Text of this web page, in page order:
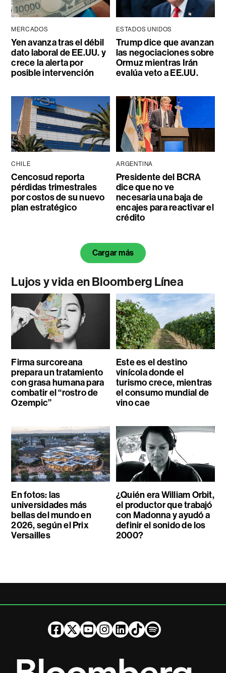
MERCADOS
Yen avanza tras el débil
dato laboral de EE.UU. y
crece la alerta por
posible intervención
ESTADOS UNIDOS
Trump dice que avanzan
las negociaciones sobre
Ormuz mientras Irán
evalúa veto a EE.UU.
CHILE
Cencosud reporta
pérdidas trimestrales
por costos de su nuevo
plan estratégico
ARGENTINA
Presidente del BCRA
dice que no ve
necesaria una baja de
encajes para reactivar el
crédito
Cargar más
Lujos y vida en Bloomberg Línea
Firma surcoreana
prepara un tratamiento
con grasa humana para
combatir el “rostro de
Ozempic”
Este es el destino
vinícola donde el
turismo crece, mientras
el consumo mundial de
vino cae
En fotos: las
universidades más
bellas del mundo en
2026, según el Prix
Versailles
¿Quién era William Orbit,
el productor que trabajó
con Madonna y ayudó a
definir el sonido de los
2000?